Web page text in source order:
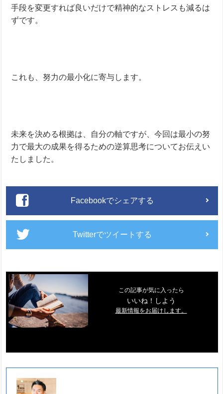
手段を変更すれば良いだけで精神的なストレスも減るは
ずです。
これも、努力の最小化に寄与します。
未来を決める根拠は、自分の軸ですが、今回は最小の努
力で最大の成果を得るための逆算思考についてお伝えい
たしました。
Facebookでシェアする
Twitterでツイートする
この記事が気に入ったら
いいね！しよう
最新情報をお届けします。